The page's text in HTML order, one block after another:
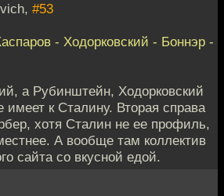
#53
- Ходорковский - Боннэр -
а Рубинштейн, Ходорковский
имеет к Сталину. Вторая справа
хотя Сталин не ее профиль,
А вообще там коллектив
сайта со вкусной едой.